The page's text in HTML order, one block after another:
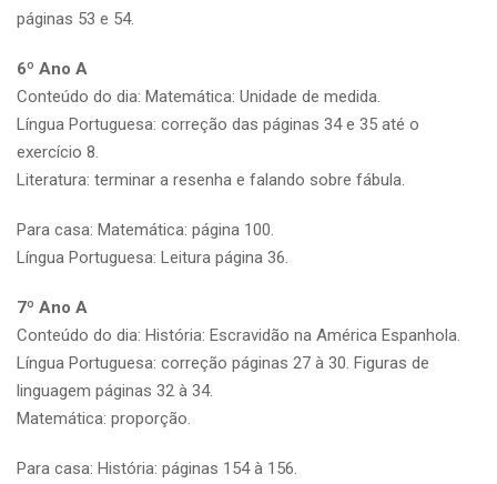
páginas 53 e 54.
6º Ano A
Conteúdo do dia: Matemática: Unidade de medida.
Língua Portuguesa: correção das páginas 34 e 35 até o
exercício 8.
Literatura: terminar a resenha e falando sobre fábula.
Para casa: Matemática: página 100.
Língua Portuguesa: Leitura página 36.
7º Ano A
Conteúdo do dia: História: Escravidão na América Espanhola.
Língua Portuguesa: correção páginas 27 à 30. Figuras de
linguagem páginas 32 à 34.
Matemática: proporção.
Para casa: História: páginas 154 à 156.